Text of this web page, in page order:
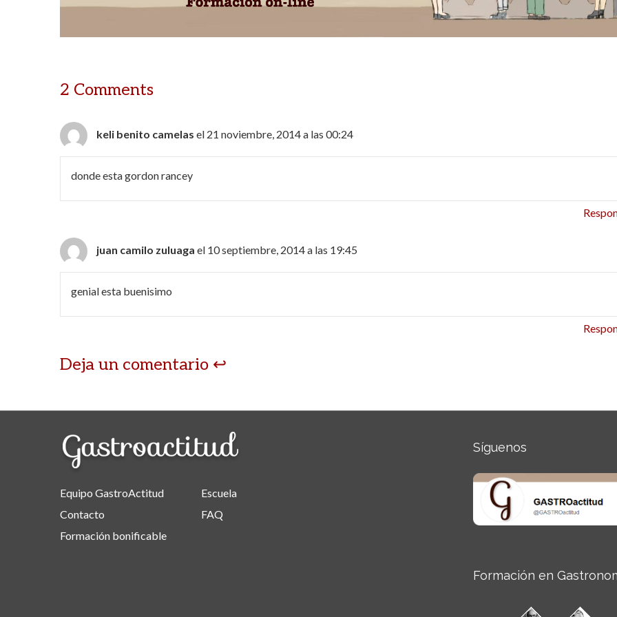
2 Comments
keli benito camelas el 21 noviembre, 2014 a las 00:24
donde esta gordon rancey
juan camilo zuluaga el 10 septiembre, 2014 a las 19:45
genial esta buenisimo
Deja un comentario
Equipo GastroActitud
Contacto
Formación bonificable
Escuela
FAQ
Síguenos
Formación en